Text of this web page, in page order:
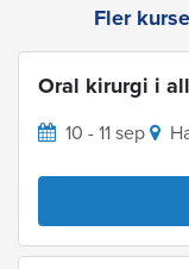
Fler
Oral kirurgi i
10 - 11 sep